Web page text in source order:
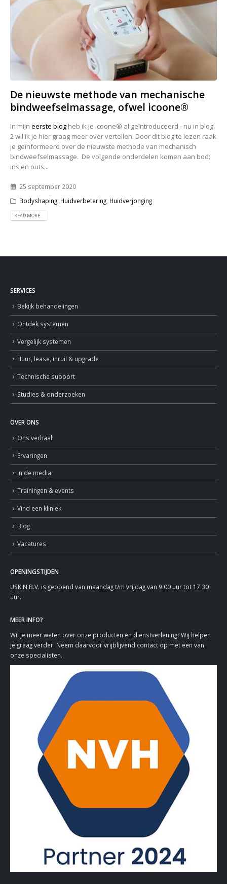
De nieuwste methode van mechanische
bindweefselmassage, ofwel icoone®
In mijn eerste blog heb ik je icoone® al geïntroduceerd - nu in blog
2 wil ik je hier graag meer over vertellen. Door dit blog te lezen raak
je geïnformeerd over de nieuwste methode van mechanisch
bindweefselmassage. De volgende onderdelen komen aan bod:
ins en outs...
25 september 2020
Bodyshaping, Huidverbetering, Huidverjonging
READ MORE...
SERVICES
Bekijk behandelingen
Ontdek systemen
Vergelijk systemen
Huur, lease, inruil & upgrade
Technische support
Studies & onderzoeken
OVER ONS
Ons verhaal
Ervaringen
In de media
Trainingen & events
Vind een kliniek
Blog
Vacatures
OPENINGSTIJDEN
USKIN B.V. is geopend van maandag t/m vrijdag van 9.00 uur tot 17.30
uur.
MEER INFO?
Wil je meer weten over onze producten en dienstverlening? Wij helpen
je graag verder. Neem daarvoor vrijblijvend contact op met een van
onze specialisten.